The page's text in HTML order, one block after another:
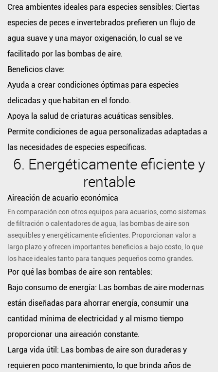
bombas
de
rentables:
Beneficios
clave:
Crea ambientes ideales para especies sensibles: Ciertas
especies de peces e invertebrados prefieren un flujo de
agua suave y una mayor oxigenación, lo cual se ve
facilitado por las bombas de aire.
Beneficios clave:
Ayuda a crear condiciones óptimas para especies
delicadas y que habitan en el fondo.
Apoya la salud de criaturas acuáticas sensibles.
Permite condiciones de agua personalizadas adaptadas a
las necesidades de especies específicas.
6. Energéticamente eficiente y
rentable
Aireación de acuario económica
En comparación con otros equipos para acuarios, como sistemas
de filtración o calentadores de agua, las bombas de aire son
asequibles y energéticamente eficientes. Proporcionan valor a
largo plazo y ofrecen importantes beneficios a bajo costo, lo que
los hace ideales tanto para tanques pequeños como grandes.
Por qué las bombas de aire son rentables:
Bajo consumo de energía: Las bombas de aire modernas
están diseñadas para ahorrar energía, consumir una
cantidad mínima de electricidad y al mismo tiempo
proporcionar una aireación constante.
Larga vida útil: Las bombas de aire son duraderas y
requieren poco mantenimiento, lo que brinda años de